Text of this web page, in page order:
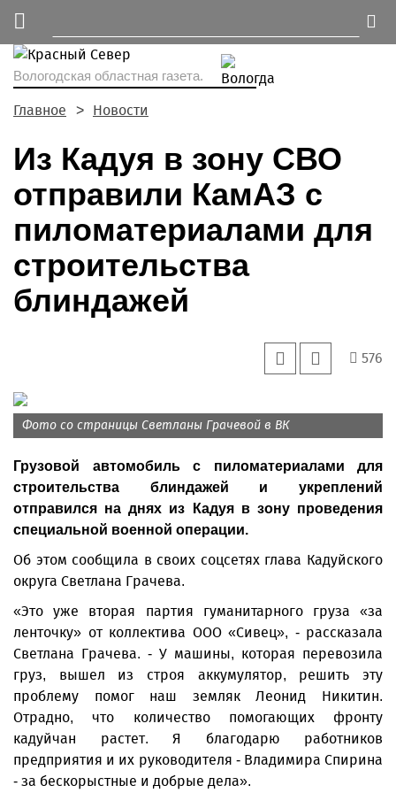
Вологодская областная газета.
Главное Новости
Из Кадуя в зону СВО
отправили КамАЗ с
пиломатериалами для
строительства
блиндажей
576
Фото со страницы Светланы Грачевой в ВК
Грузовой автомобиль с пиломатериалами для
строительства блиндажей и укреплений
отправился на днях из Кадуя в зону проведения
специальной военной операции.
Об этом сообщила в своих соцсетях глава Кадуйского
округа Светлана Грачева.
«Это уже вторая партия гуманитарного груза «за
ленточку» от коллектива ООО «Сивец», - рассказала
Светлана Грачева. - У машины, которая перевозила
груз, вышел из строя аккумулятор, решить эту
проблему помог наш земляк Леонид Никитин.
Отрадно, что количество помогающих фронту
кадуйчан растет. Я благодарю работников
предприятия и их руководителя - Владимира Спирина
- за бескорыстные и добрые дела».